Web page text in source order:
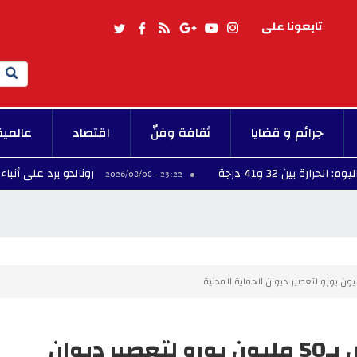
تابعونا على
Search
جرائم و قضايا ثقافة وفنّ اقتصاد
و41 درجة 23:22 - 2026/08/08 رونالدو يرد على أنباء زواجه